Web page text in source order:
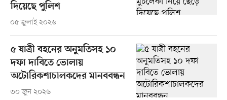
দিয়েছে পুলিশ
০৫ জুলাই ২০২৬
৫ যাত্রী বহনের অনুমতিসহ ১০
দফা দাবিতে ভোলায়
অটোরিকশাচালকদের মানববন্ধন
৩০ জুন ২০২৬